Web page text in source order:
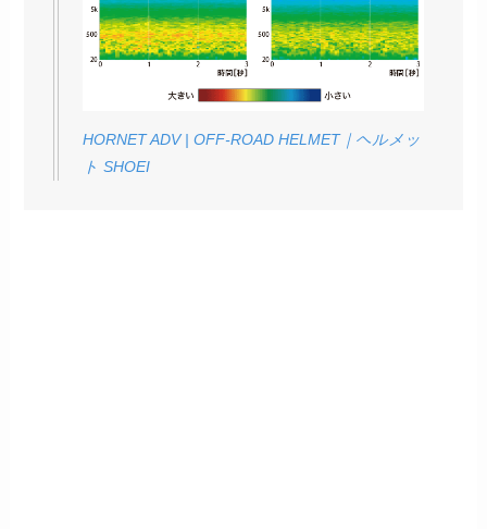
HORNET ADV | OFF-ROAD HELMET｜ヘルメッ
ト SHOEI